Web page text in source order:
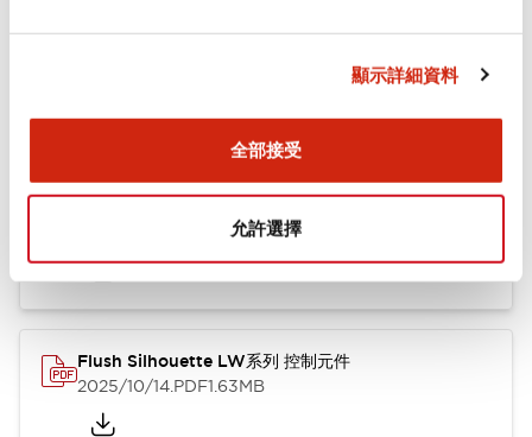
顯示詳細資料
全部接受
允許選擇
文件和檔案
1.23MB
Flush Silhouette LW系列 控制元件
2025/10/14.PDF1.63MB